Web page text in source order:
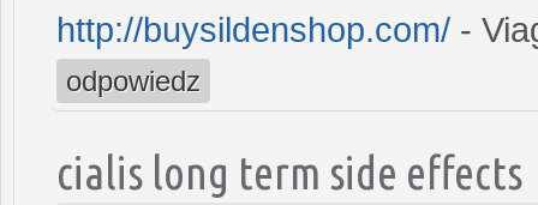
http://buysildenshop.com/ -
odpowiedz
cialis long term side effects